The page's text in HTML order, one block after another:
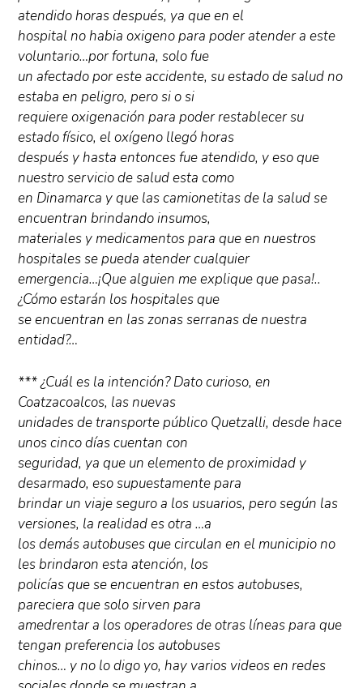
atendido horas después, ya que en el
hospital no habia oxigeno para poder atender a este
voluntario…por fortuna, solo fue
un afectado por este accidente, su estado de salud no
estaba en peligro, pero si o si
requiere oxigenación para poder restablecer su
estado físico, el oxígeno llegó horas
después y hasta entonces fue atendido, y eso que
nuestro servicio de salud esta como
en Dinamarca y que las camionetitas de la salud se
encuentran brindando insumos,
materiales y medicamentos para que en nuestros
hospitales se pueda atender cualquier
emergencia…¡Que alguien me explique que pasa!..
¿Cómo estarán los hospitales que
se encuentran en las zonas serranas de nuestra
entidad?…
*** ¿Cuál es la intención? Dato curioso, en
Coatzacoalcos, las nuevas
unidades de transporte público Quetzalli, desde hace
unos cinco días cuentan con
seguridad, ya que un elemento de proximidad y
desarmado, eso supuestamente para
brindar un viaje seguro a los usuarios, pero según las
versiones, la realidad es otra …a
los demás autobuses que circulan en el municipio no
les brindaron esta atención, los
policías que se encuentran en estos autobuses,
pareciera que solo sirven para
amedrentar a los operadores de otras líneas para que
tengan preferencia los autobuses
chinos… y no lo digo yo, hay varios videos en redes